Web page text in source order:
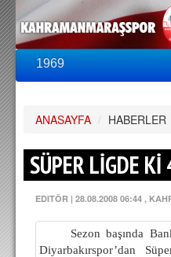
1969
PUAN DURUMU
FİKSTÜR
KADRO
A TAKIM KADROSU
TEKNİK KADRO
ANASAYFA / HABERLER
SÜPER LİGDE
EDITÖR | 28.08.2008 06:44 ,
Sezon başında Bank
Diyarbakırspor’dan